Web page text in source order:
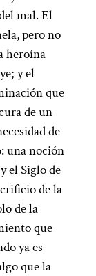
mal. El
pero no
heroína
y el
que
de un
de
una noción
el Siglo de
de la
de la
que
ya es
que la